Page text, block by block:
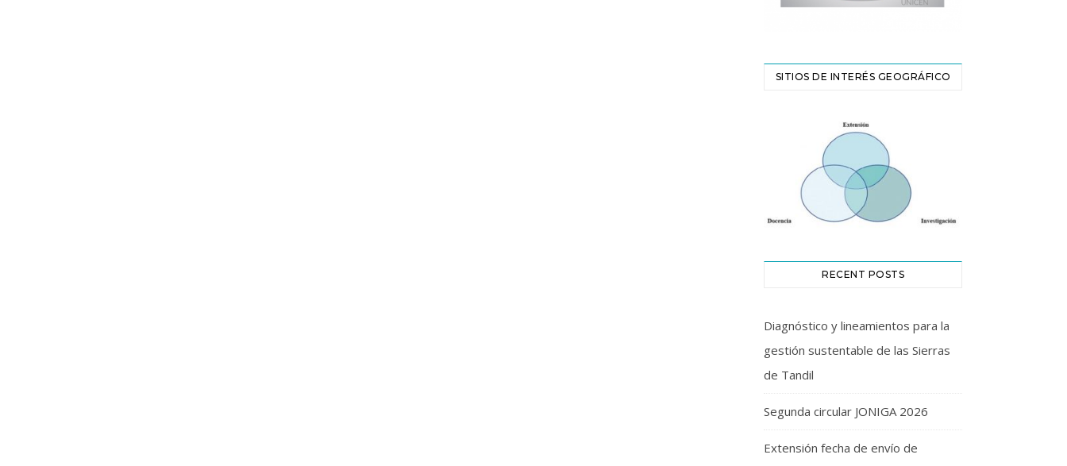
SITIOS DE INTERÉS GEOGRÁFICO
RECENT POSTS
Diagnóstico y lineamientos para la
gestión sustentable de las Sierras
de Tandil
Segunda circular JONIGA 2026
Extensión fecha de envío de